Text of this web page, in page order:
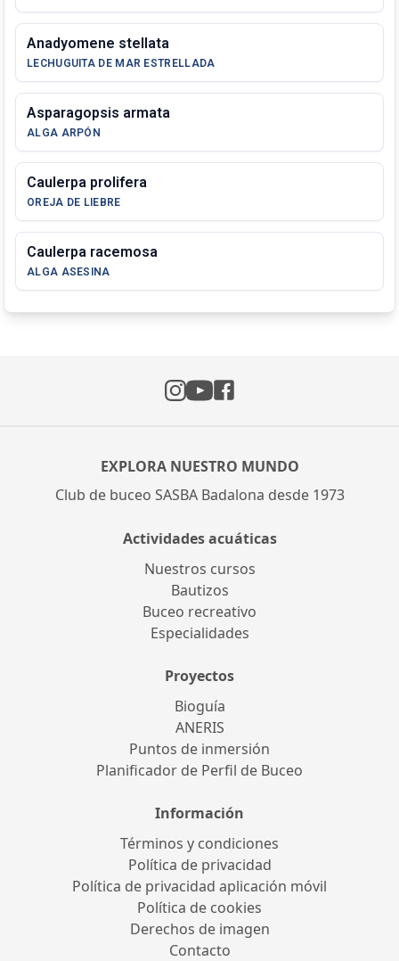
Anadyomene stellata
LECHUGUITA DE MAR ESTRELLADA
Asparagopsis armata
ALGA ARPÓN
Caulerpa prolifera
OREJA DE LIEBRE
Caulerpa racemosa
ALGA ASESINA
EXPLORA NUESTRO MUNDO
Club de buceo SASBA Badalona desde 1973
Actividades acuáticas
Nuestros cursos
Bautizos
Buceo recreativo
Especialidades
Proyectos
Bioguía
ANERIS
Puntos de inmersión
Planificador de Perfil de Buceo
Información
Términos y condiciones
Política de privacidad
Política de privacidad aplicación móvil
Política de cookies
Derechos de imagen
Contacto